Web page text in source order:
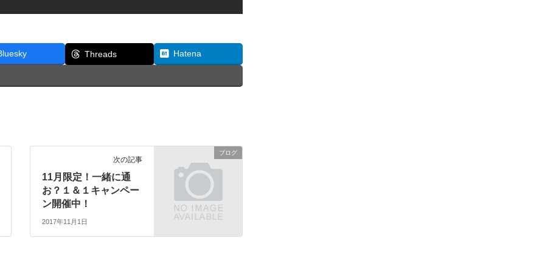
Threads Hatena
ブログ
次の記事
11月限定！一緒に通
お？１＆１キャンペー
ン開催中！
2017年11月1日